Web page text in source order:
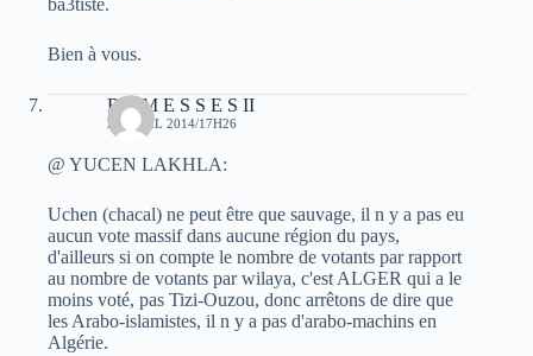
ba3tiste.
Bien à vous.
R A M E S S E S II
21 AVRIL 2014/17H26
@ YUCEN LAKHLA:
Uchen (chacal) ne peut être que sauvage, il n y a pas eu
aucun vote massif dans aucune région du pays,
d'ailleurs si on compte le nombre de votants par rapport
au nombre de votants par wilaya, c'est ALGER qui a le
moins voté, pas Tizi-Ouzou, donc arrêtons de dire que
les Arabo-islamistes, il n y a pas d'arabo-machins en
Algérie.